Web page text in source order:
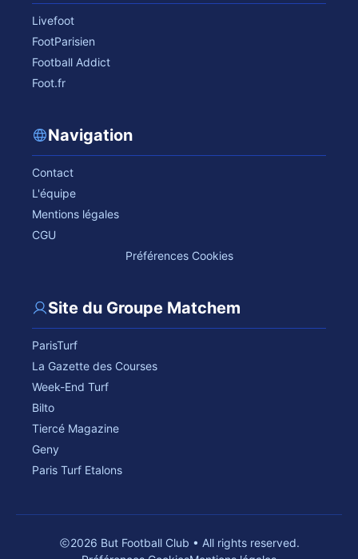
Livefoot
FootParisien
Football Addict
Foot.fr
Navigation
Contact
L'équipe
Mentions légales
CGU
Préférences Cookies
Site du Groupe Matchem
ParisTurf
La Gazette des Courses
Week-End Turf
Bilto
Tiercé Magazine
Geny
Paris Turf Etalons
2026 But Football Club • All rights reserved.